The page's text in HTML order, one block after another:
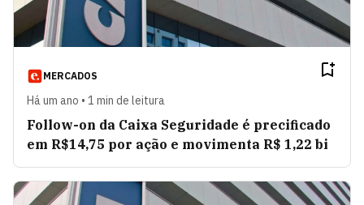
MERCADOS
Há um ano • 1 min de leitura
Follow-on da Caixa Seguridade é precificado
em R$14,75 por ação e movimenta R$ 1,22 bi